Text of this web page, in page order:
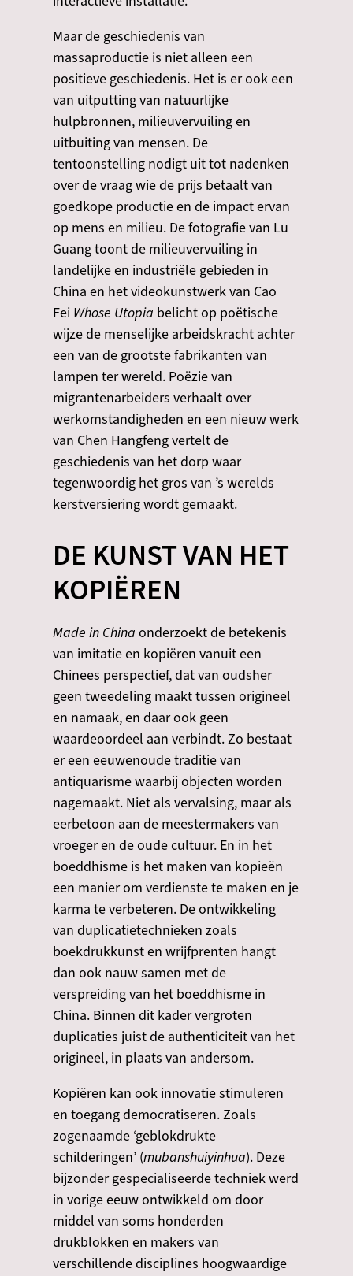
Maar de geschiedenis van
massaproductie is niet alleen een
positieve geschiedenis. Het is er ook een
van uitputting van natuurlijke
hulpbronnen, milieuvervuiling en
uitbuiting van mensen. De
tentoonstelling nodigt uit tot nadenken
over de vraag wie de prijs betaalt van
goedkope productie en de impact ervan
op mens en milieu. De fotografie van Lu
Guang toont de milieuvervuiling in
landelijke en industriële gebieden in
China en het videokunstwerk van Cao
Fei Whose Utopia belicht op poëtische
wijze de menselijke arbeidskracht achter
een van de grootste fabrikanten van
lampen ter wereld. Poëzie van
migrantenarbeiders verhaalt over
werkomstandigheden en een nieuw werk
van Chen Hangfeng vertelt de
geschiedenis van het dorp waar
tegenwoordig het gros van ’s werelds
kerstversiering wordt gemaakt.
DE KUNST VAN HET
KOPIËREN
Made in Chinaonderzoekt de betekenis
van imitatie en kopiëren vanuit een
Chinees perspectief, dat van oudsher
geen tweedeling maakt tussen origineel
en namaak, en daar ook geen
waardeoordeel aan verbindt. Zo bestaat
er een eeuwenoude traditie van
antiquarisme waarbij objecten worden
nagemaakt. Niet als vervalsing, maar als
eerbetoon aan de meestermakers van
vroeger en de oude cultuur. En in het
boeddhisme is het maken van kopieën
een manier om verdienste te maken en je
karma te verbeteren. De ontwikkeling
van duplicatietechnieken zoals
boekdrukkunst en wrijfprenten hangt
dan ook nauw samen met de
verspreiding van het boeddhisme in
China. Binnen dit kader vergroten
duplicaties juist de authenticiteit van het
origineel, in plaats van andersom.
Kopiëren kan ook innovatie stimuleren
en toegang democratiseren. Zoals
zogenaamde ‘geblokdrukte
schilderingen’ (mubanshuiyinhua). Deze
bijzonder gespecialiseerde techniek werd
in vorige eeuw ontwikkeld om door
middel van soms honderden
drukblokken en makers van
verschillende disciplines hoogwaardige